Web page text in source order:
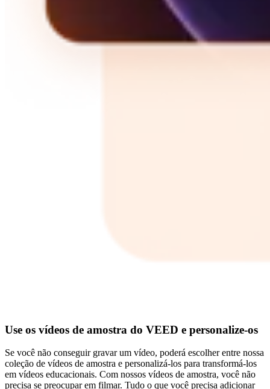
Use os vídeos de amostra do VEED e personalize-os
Se você não conseguir gravar um vídeo, poderá escolher entre nossa
coleção de vídeos de amostra e personalizá-los para transformá-los
em vídeos educacionais. Com nossos vídeos de amostra, você não
precisa se preocupar em filmar. Tudo o que você precisa adicionar